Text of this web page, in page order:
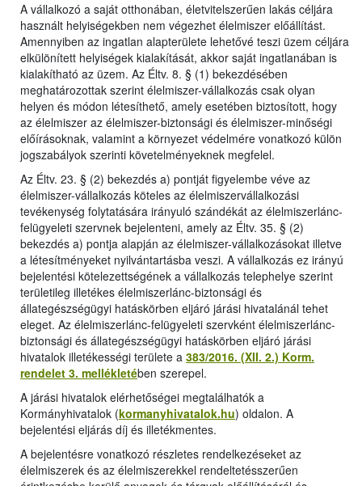
A vállalkozó a saját otthonában, életvitelszerűen lakás céljára
használt helyiségekben nem végezhet élelmiszer előállítást.
Amennyiben az ingatlan alapterülete lehetővé teszi üzem céljára
elkülönített helyiségek kialakítását, akkor saját ingatlanában is
kialakítható az üzem. Az Éltv. 8. § (1) bekezdésében
meghatározottak szerint élelmiszer-vállalkozás csak olyan
helyen és módon létesíthető, amely esetében biztosított, hogy
az élelmiszer az élelmiszer-biztonsági és élelmiszer-minőségi
előírásoknak, valamint a környezet védelmére vonatkozó külön
jogszabályok szerinti követelményeknek megfelel.
Az Éltv. 23. § (2) bekezdés a) pontját figyelembe véve az
élelmiszer-vállalkozás köteles az élelmiszervállalkozási
tevékenység folytatására irányuló szándékát az élelmiszerlánc-
felügyeleti szervnek bejelenteni, amely az Éltv. 35. § (2)
bekezdés a) pontja alapján az élelmiszer-vállalkozásokat illetve
a létesítményeket nyilvántartásba veszi. A vállalkozás ez irányú
bejelentési kötelezettségének a vállalkozás telephelye szerint
területileg illetékes élelmiszerlánc-biztonsági és
állategészségügyi hatáskörben eljáró járási hivatalánál tehet
eleget. Az élelmiszerlánc-felügyeleti szervként élelmiszerlánc-
biztonsági és állategészségügyi hatáskörben eljáró járási
hivatalok illetékességi területe a 383/2016. (XII. 2.) Korm.
rendelet 3. mellékletében szerepel.
A járási hivatalok elérhetőségei megtalálhatók a
Kormányhivatalok (kormanyhivatalok.hu) oldalon. A
bejelentési eljárás díj és illetékmentes.
A bejelentésre vonatkozó részletes rendelkezéseket az
élelmiszerek és az élelmiszerekkel rendeltetésszerűen